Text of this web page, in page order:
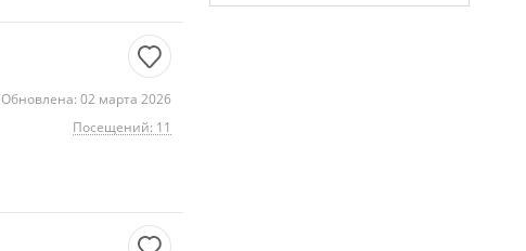
Обновлена: 02 марта 2026
Посещений: 11